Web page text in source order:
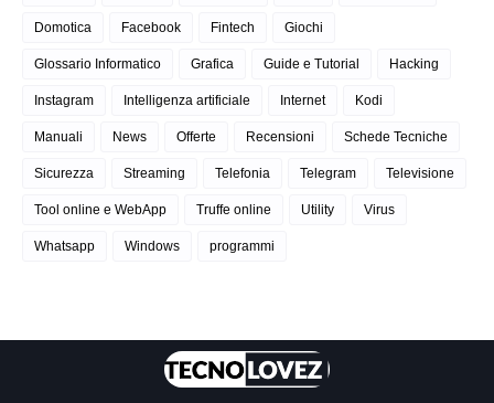
Domotica Facebook Fintech Giochi
Glossario Informatico Grafica Guide e Tutorial Hacking
Instagram Intelligenza artificiale Internet Kodi
Manuali News Offerte Recensioni Schede Tecniche
Sicurezza Streaming Telefonia Telegram Televisione
Tool online e WebApp Truffe online Utility Virus
Whatsapp Windows programmi